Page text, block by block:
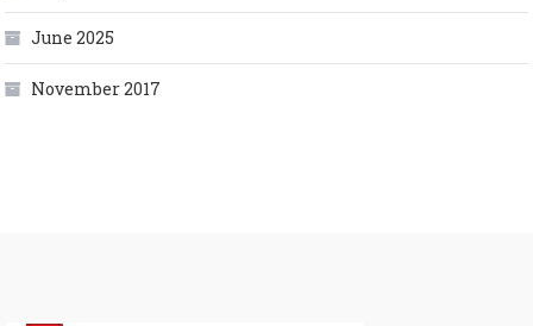
June 2025
November 2017